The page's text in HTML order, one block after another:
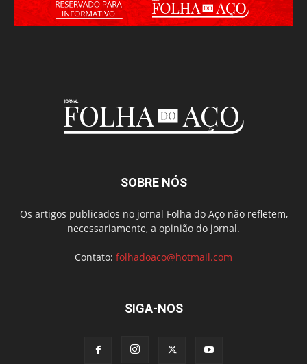
SOBRE NÓS
Os artigos publicados no jornal Folha do Aço não refletem,
necessariamente, a opinião do jornal.
Contato: folhadoaco@hotmail.com
SIGA-NOS